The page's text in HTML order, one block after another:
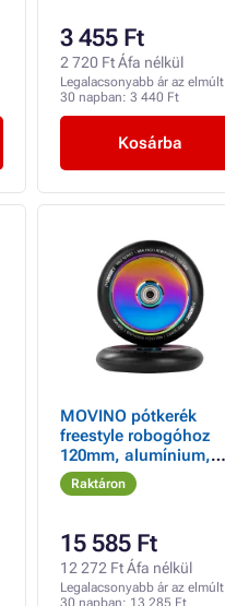
3 455 Ft
2 720 Ft Áfa nélkül
Legalacsonyabb ár az elmúlt
30 napban: 3 440 Ft
Kosárba
MOVINO pótkerék
freestyle robogóhoz
120mm, alumínium,
Kraken 2 db
Raktáron
15 585 Ft
12 272 Ft Áfa nélkül
Legalacsonyabb ár az elmúlt
30 napban: 13 285 Ft